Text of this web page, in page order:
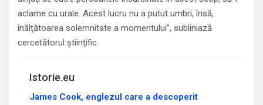
aclame cu urale. Acest lucru nu a putut umbri, însă,
înălţătoarea solemnitate a momentului”, subliniază
cercetătorul ştiinţific.
Istorie.eu
James Cook, englezul care a descoperit